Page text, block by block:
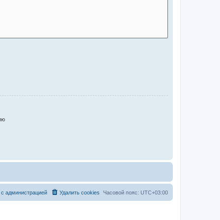
Часовой пояс: UTC+03:00
Удалить cookies
администрацией